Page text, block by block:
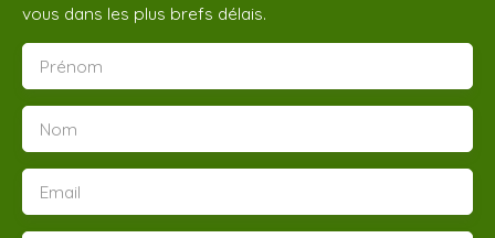
vous dans les plus brefs délais.
Prénom
Nom
Email